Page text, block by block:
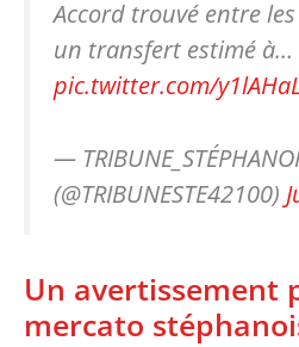
Accord trouvé entre
un transfert estimé à…
pic.twitter.com/
—
(@TRIBUNESTE42100)
‎Un avertissement
mercato